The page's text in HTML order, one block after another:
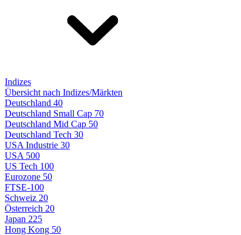
Indizes
Übersicht nach Indizes/Märkten
Deutschland 40
Deutschland Small Cap 70
Deutschland Mid Cap 50
Deutschland Tech 30
USA Industrie 30
USA 500
US Tech 100
Eurozone 50
FTSE-100
Schweiz 20
Österreich 20
Japan 225
Hong Kong 50